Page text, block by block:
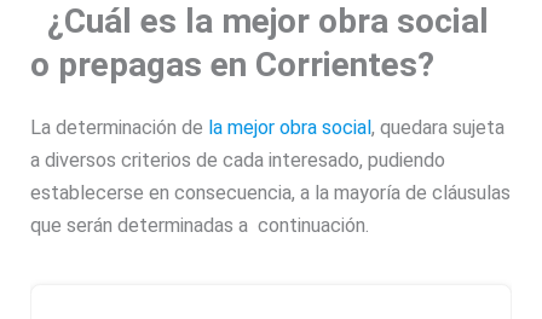
¿Cuál es la mejor obra social
o prepagas en Corrientes?
La determinación de la mejor obra social, quedara sujeta
a diversos criterios de cada interesado, pudiendo
establecerse en consecuencia, a la mayoría de cláusulas
que serán determinadas a continuación.